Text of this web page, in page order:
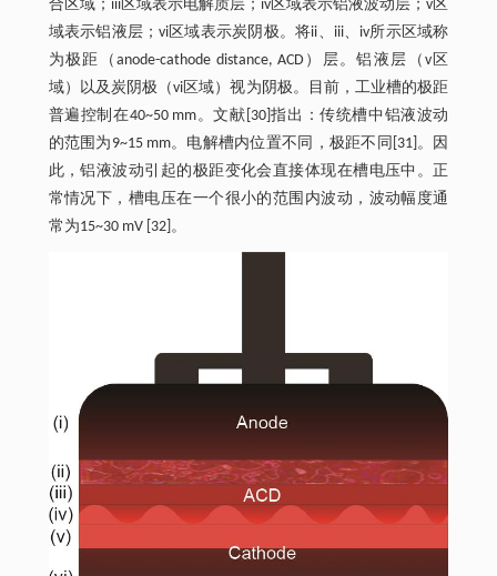
合区域；iii区域表示电解质层；iv区域表示铝液波动层；v区
域表示铝液层；vi区域表示炭阴极。将ii、iii、iv所示区域称
为极距（anode-cathode distance, ACD）层。铝液层（v区
域）以及炭阴极（vi区域）视为阴极。目前，工业槽的极距
普遍控制在40~50 mm。文献[30]指出：传统槽中铝液波动
的范围为9~15 mm。电解槽内位置不同，极距不同[31]。因
此，铝液波动引起的极距变化会直接体现在槽电压中。正
常情况下，槽电压在一个很小的范围内波动，波动幅度通
常为15~30 mV [32]。